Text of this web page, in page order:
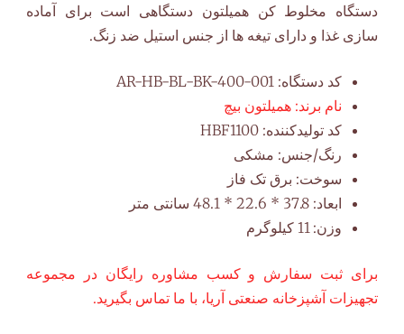
دستگاه مخلوط کن همیلتون دستگاهی است برای آماده
سازی غذا و دارای تیغه ها از جنس استیل ضد زنگ.
کد دستگاه: AR-HB-BL-BK-400-001
نام برند: همیلتون بیچ
کد تولیدکننده: HBF1100
رنگ/جنس: مشکی
سوخت: برق تک فاز
ابعاد: 37.8 * 22.6 * 48.1 سانتی متر
وزن:11 کیلوگرم
برای ثبت سفارش و کسب مشاوره رایگان در مجموعه
تجهیزات آشپزخانه صنعتی آریا، با ما تماس بگیرید.